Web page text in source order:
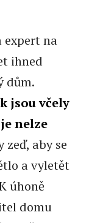
expert na
ihned
dům.
jsou včely
nelze
aby se
a vyletět
úhoně
domu